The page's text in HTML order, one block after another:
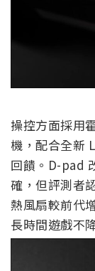
操控方面採用
機，配合全新
回饋。D-pad
確，但評測者
熱風扇較前代
長時間遊戲不